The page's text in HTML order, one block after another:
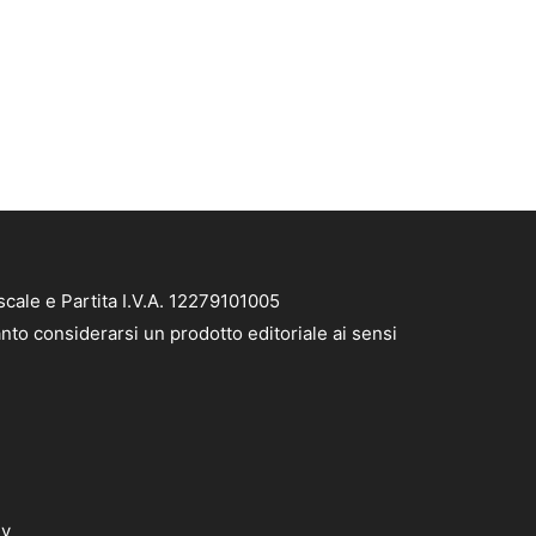
e Partita I.V.A. 12279101005
considerarsi un prodotto editoriale ai sensi